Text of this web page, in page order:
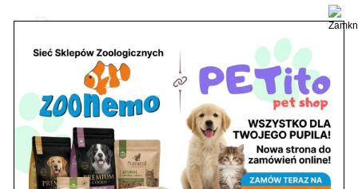
Zobacz również
Z Życia Sklepu
Ryby akwariowe Legionowo i Nowy Dwór
Mazowiecki – Sklep ZooNemo
Z Życia Sklepu
Stwórz podwodne arcydzieło: Najpiękniejsze
rośliny akwariowe w ZooNemo – Legionowo i
Nowy Dwór Mazowiecki